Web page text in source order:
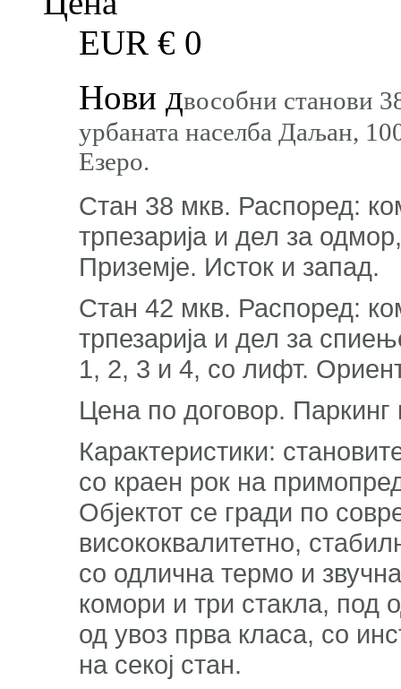
EUR € 0
Нови двособни станови
урбаната населба Даљан,
Езеро.
Стан 38 мкв. Распоред:
трпезарија и дел за
Приземје. Исток и запад.
Стан 42 мкв. Распоред:
трпезарија и дел за
1, 2, 3 и 4, со лифт.
Цена по договор.
Карактеристики:
со краен рок на
Објектот се гради по
висококвалитетно,
со одлична термо и
комори и три стакла, под
од увоз прва класа, со
на секој стан.